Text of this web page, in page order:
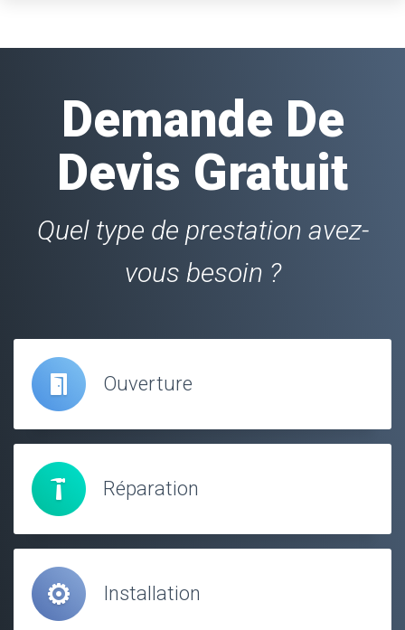
Demande De
Devis Gratuit
Quel type de prestation avez-
vous besoin ?
Ouverture
Réparation
Installation